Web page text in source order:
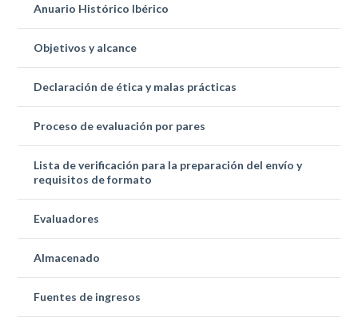
Anuario Histórico Ibérico
Objetivos y alcance
Declaración de ética y malas prácticas
Proceso de evaluación por pares
Lista de verificación para la preparación del envío y
requisitos de formato
Evaluadores
Almacenado
Fuentes de ingresos